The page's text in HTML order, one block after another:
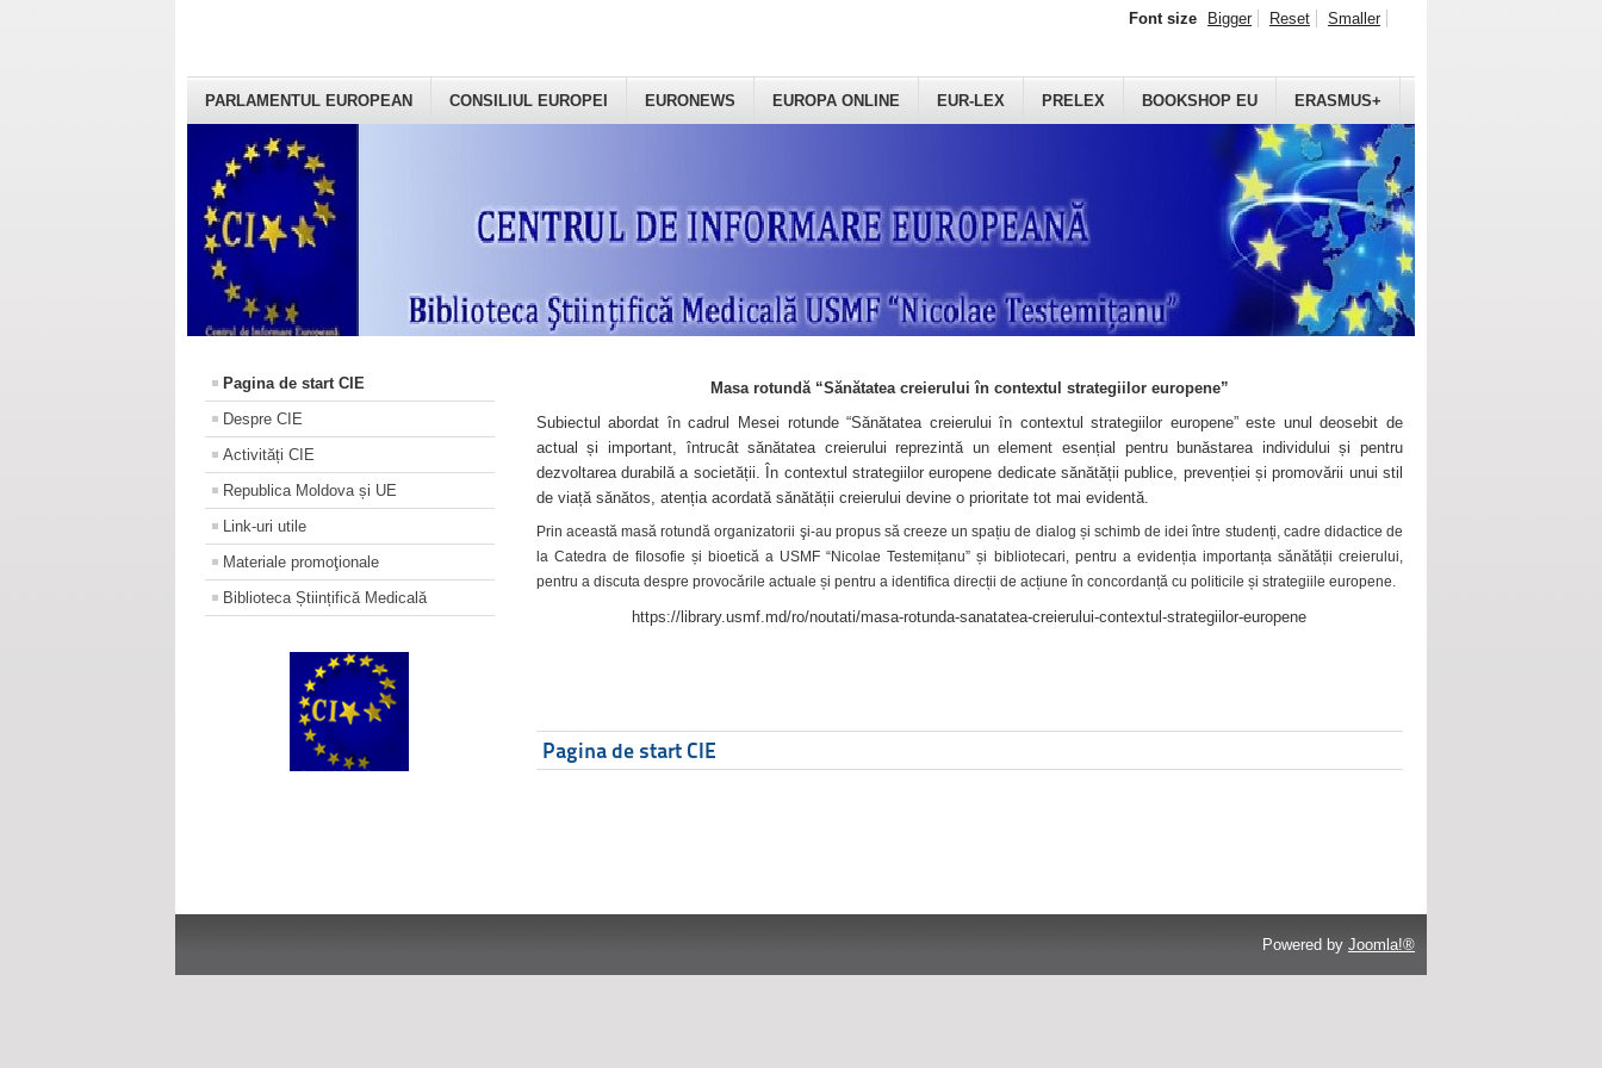
PARLAMENTUL EUROPEAN CONSILIUL EUROPEI EURONEWS EUROPA ONLINE EUR-LEX PRELEX BOOKSHOP EU ERASMUS+
Font size Bigger Reset Smaller
Pagina de start CIE
Despre CIE
Activități CIE
Republica Moldova și UE
Link-uri utile
Materiale promoţionale
Biblioteca Științifică Medicală
Masa rotundă “Sănătatea creierului în contextul strategiilor europene”
Subiectul abordat în cadrul Mesei rotunde “Sănătatea creierului în contextul strategiilor europene” este unul deosebit de
actual și important, întrucât sănătatea creierului reprezintă un element esențial pentru bunăstarea individului și pentru
dezvoltarea durabilă a societății. În contextul strategiilor europene dedicate sănătății publice, prevenției și promovării unui stil
de viață sănătos, atenția acordată sănătății creierului devine o prioritate tot mai evidentă.
Prin această masă rotundă organizatorii şi-au propus să creeze un spațiu de dialog și schimb de idei între studenți, cadre didactice de
la Catedra de filosofie și bioetică a USMF “Nicolae Testemițanu” și bibliotecari, pentru a evidenția importanța sănătății creierului,
pentru a discuta despre provocările actuale și pentru a identifica direcții de acțiune în concordanță cu politicile și strategiile europene.
https://library.usmf.md/ro/noutati/masa-rotunda-sanatatea-creierului-contextul-strategiilor-europene
Pagina de start CIE
Powered by Joomla!®